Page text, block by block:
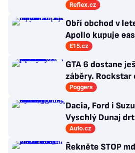
závěsu
Reflex.cz
Obří obchod v
Apollo kupuje
korun
E15.cz
GTA 6 dostane
záběry. Rockstar
očekávanou
Poggers
Dacia, Ford i
Vyschlý Dunaj
Balkánu
Auto.cz
Řekněte STOP